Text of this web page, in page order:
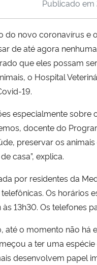
Publicado em
do novo coronavírus
de até agora
que eles possam
o Hospital
19.
especialmente
docente do
preservar os
casa”, explica.
por residentes da
Os
13h30. Os telefones
até o momento não
a ter uma
desenvolvem papel